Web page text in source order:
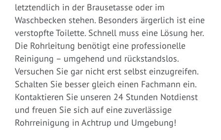
letztendlich in der Brausetasse oder im
Waschbecken stehen. Besonders ärgerlich ist eine
verstopfte Toilette. Schnell muss eine Lösung her.
Die Rohrleitung benötigt eine professionelle
Reinigung – umgehend und rückstandslos.
Versuchen Sie gar nicht erst selbst einzugreifen.
Schalten Sie besser gleich einen Fachmann ein.
Kontaktieren Sie unseren 24 Stunden Notdienst
und freuen Sie sich auf eine zuverlässige
Rohrreinigung in Achtrup und Umgebung!